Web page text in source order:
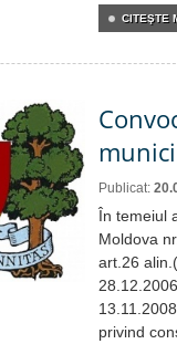
CITEŞTE
Publicat:
În temeiul
Moldova
art.26
privind